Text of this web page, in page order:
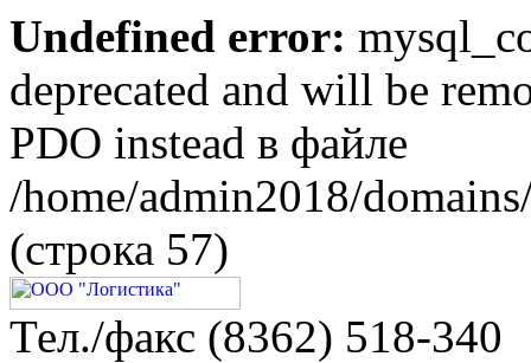
Undefined error:
deprecated and will be
PDO instead в файле
/home/admin2018/
(строка 57)
Тел./факс (8362) 518-340